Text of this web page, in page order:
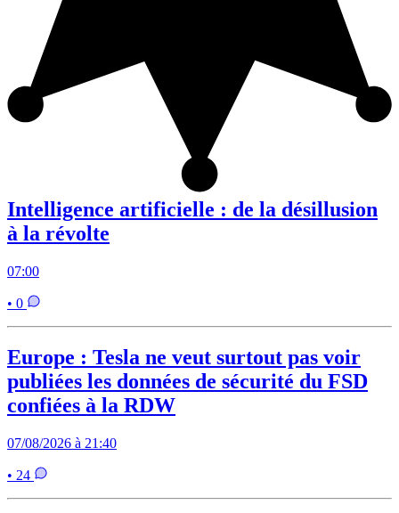
Intelligence artificielle : de la désillusion
à la révolte
07:00
• 0
Europe : Tesla ne veut surtout pas voir
publiées les données de sécurité du FSD
confiées à la RDW
07/08/2026 à 21:40
• 24